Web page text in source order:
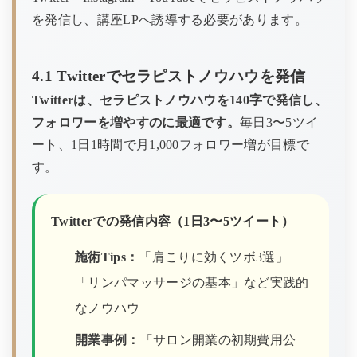
を発信し、講座LPへ誘導する必要があります。
4.1 Twitterでセラピストノウハウを発信
Twitterは、セラピストノウハウを140字で発信し、
フォロワーを増やすのに最適です。毎日3〜5ツイ
ート、1日1時間で月1,000フォロワー増が目標で
す。
Twitterでの発信内容（1日3〜5ツイート）
施術Tips：
「肩こりに効くツボ3選」
「リンパマッサージの基本」など実践的
なノウハウ
開業事例： 「サロン開業の初期費用公